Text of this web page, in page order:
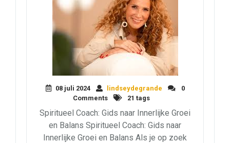
08 juli 2024 lindseydegrande
0
Comments
21 tags
Spiritueel Coach: Gids naar Innerlijke Groei
en Balans Spiritueel Coach: Gids naar
Innerlijke Groei en Balans Als je op zoek